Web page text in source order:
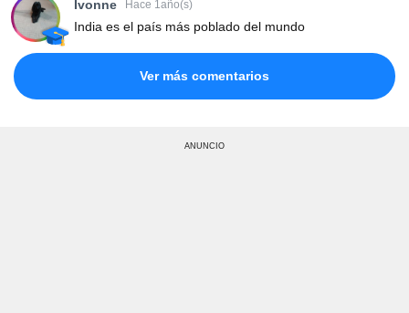
Ivonne Hace 1año(s)
India es el país más poblado del mundo
Ver más comentarios
ANUNCIO